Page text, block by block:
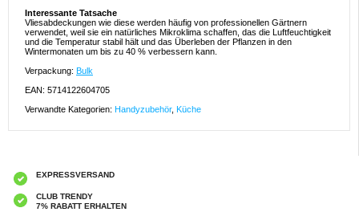
Interessante Tatsache
Vliesabdeckungen wie diese werden häufig von professionellen Gärtnern
verwendet, weil sie ein natürliches Mikroklima schaffen, das die Luftfeuchtigkeit
und die Temperatur stabil hält und das Überleben der Pflanzen in den
Wintermonaten um bis zu 40 % verbessern kann.
Verpackung: Bulk
EAN: 5714122604705
Verwandte Kategorien: Handyzubehör, Küche
EXPRESSVERSAND
CLUB TRENDY
7% RABATT ERHALTEN